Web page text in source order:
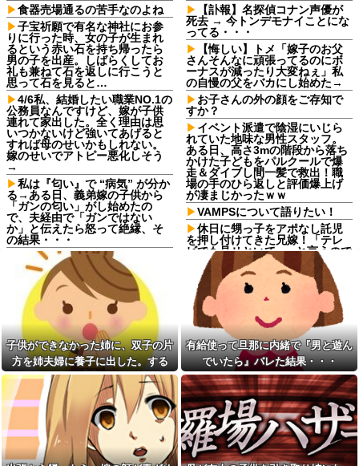
食器売場通るの苦手なのよね
子宝祈願で有名な神社にお参
りに行った時、女の子が生まれ
るという赤い石を持ち帰ったら
男の子を出産。しばらくしてお
礼も兼ねて石を返しに行こうと
思って石を見ると…
4/6私、結婚したい職業NO.1の
公務員なんですけど、嫁が子供
連れて家出した。全く理由は思
いつかないけど強いてあげると
すれば母のせいかもしれない。
嫁のせいでアトピー悪化しそう
→
私は『匂い』で “病気” が分か
る→ある日、義弟嫁の子供から
「ガンの匂い」がし始めたの
で、夫経由で「ガンではない
か」と伝えたら怒って絶縁、そ
の結果・・・
シャウエッセン公式、またこ
ういうのでいい丼をポスト
ダイアンのじゃない方がユー
スケさんになってしまっている
という事実←これ
女「43億円注文して………キ
ャンセルっと！」←こいつの目
的
【画像】愛知の半グレ、怖す
ぎる→御尊顔がこちら…
【驚愕】マチアプで会った外
国人からまさかの『こう』言わ
れたんやがこれワイ詰み
か？？？？？？？
警察「違反ですね」俺「一度
この車から見てくださいよ」→
【訃報】名探偵コナン声優が
死去 → 今トンデモナイことにな
ってる・・・
【悔しい】トメ「嫁子のお父
さんそんなに頑張ってるのにボ
ーナスが減ったり大変ねぇ」私
の自慢の父をバカにし始めた→
お子さんの外の顔をご存知で
すか？
イベント派遣で陰湿にいじら
れていた地味な男性スタッフ。
ある日、高さ3mの階段から落ち
かけた子どもをパルクールで爆
走＆ダイブし間一髪で救出！職
場の手のひら返しと評価爆上げ
が凄まじかったｗｗ
VAMPSについて語りたい！
休日に甥っ子をアポなし託児
を押し付けてきた兄嫁！「テレ
ビでも見せといてw」と言うので
『Gガンダム』を一気見させた結
果……甥っ子が重度の中二病を
発症して家で大暴れｗｗ
休日に甥っ子をアポなし託児
を押し付けてきた兄嫁！「テレ
ビでも見せといてw」と言うので
『Gガンダム』を一気見させた結
果……甥っ子が重度の中二病を
発症して家で大暴れｗｗ
【結婚式当日に】義妹の不倫
を暴露した私。でも旦那が援助
したいと言い出して…ｗｗｗ
娘は幼稚園児で、娘と仲良し
のお友達には知的障害がありま
す そしてこの知的障害のあるお
子さんが、娘を殴るのです 「も
うあの子と遊ぶな」と娘に言っ
子供ができなかった姉に、双子の片
方を姉夫婦に養子に出した。する
と、養子に出した子がすごく礼儀正
しくてビックリ
有給使って旦那に内緒で『男と遊ん
でいたら』バレた結果・・・